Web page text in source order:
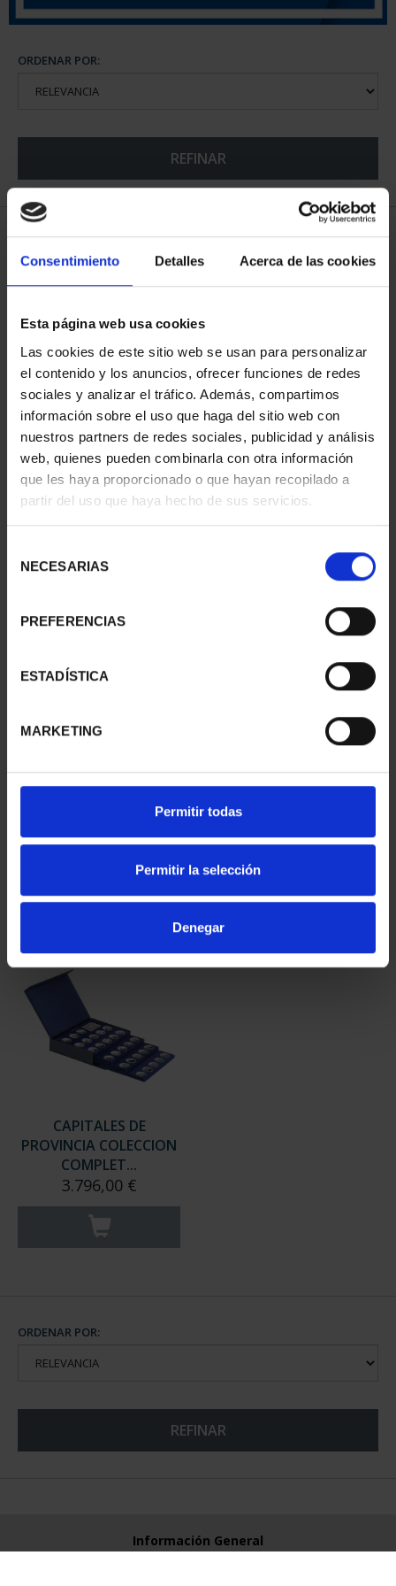
Consentimiento Detalles Acerca de las cookies
Esta página web usa cookies
Las cookies de este sitio web se usan para personalizar
el contenido y los anuncios, ofrecer funciones de redes
sociales y analizar el tráfico. Además, compartimos
información sobre el uso que haga del sitio web con
nuestros partners de redes sociales, publicidad y análisis
web, quienes pueden combinarla con otra información
que les haya proporcionado o que hayan recopilado a
partir del uso que haya hecho de sus servicios.
NECESARIAS
PREFERENCIAS
ESTADÍSTICA
MARKETING
Permitir todas
Permitir la selección
Denegar
ORDENAR POR:
REFINAR
5 Productos encontrados
SUSCRIPCIÓN
CAPITALES DE
PROVINCIA 1
949,00 €
Sólo para usuarios
registrados
SUSCRIPCIÓN
CAPITALES DE
PROVINCIA 2
949,00 €
Sólo para usuarios
registrados
PROVINCIA 3
registrados
PROVINCIA 4
registrados
CAPITALES DE
PROVINCIA COLECCION
COMPLET...
3.796,00 €
ORDENAR POR:
REFINAR
Información General